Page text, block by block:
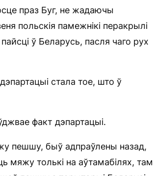
праз Буг, не жадаючы
польскія памежнікі перакрылі
ў Беларусь, пасля чаго рух
стала тое, што ў
факт дэпартацыі.
пешшу, быў адпраўлены назад,
мяжу толькі на аўтамабілях, там